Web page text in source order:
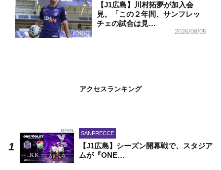
【J1広島】川村拓夢が加入会
見。「この２年間、サンフレッ
チェの試合は見…
2026/08/05
アクセスランキング
SANFRECCE
【J1広島】シーズン開幕戦で、スタジア
ムが『ONE…